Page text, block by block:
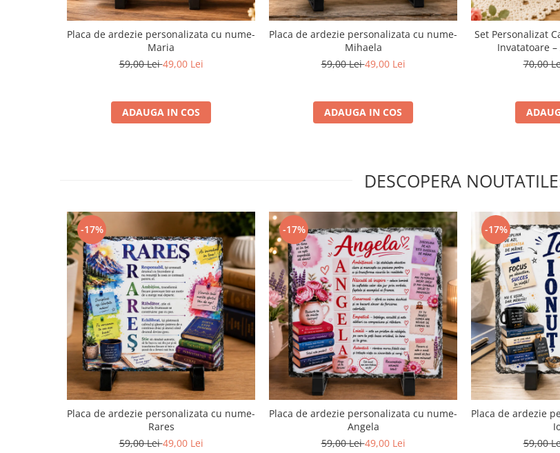
Placa de ardezie personalizata cu nume-
Maria
59,00 Lei49,00 Lei
ADAUGA IN COS
Placa de ardezie personalizata cu nume-
Mihaela
59,00 Lei49,00 Lei
ADAUGA IN COS
Set Personalizat
Invatatoare –
70,00
DESCOPERA
-17%
Placa de ardezie personalizata cu nume-
Rares
59,00 Lei49,00 Lei
-17%
Placa de ardezie personalizata cu nume-
Angela
59,00 Lei49,00 Lei
-17%
Placa de ardezie
59,00